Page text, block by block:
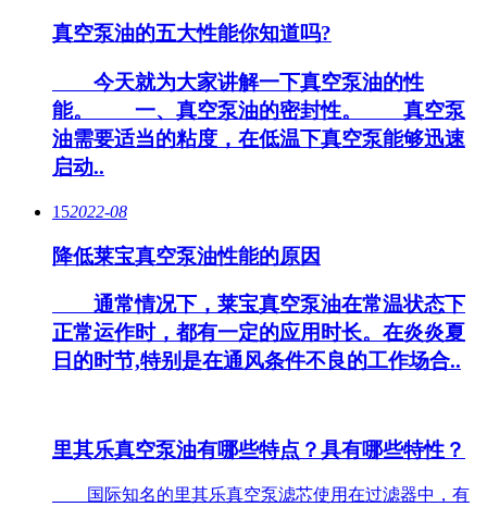
真空泵油的五大性能你知道吗?
今天就为大家讲解一下真空泵油的性
能。 一、真空泵油的密封性。 真空泵
油需要适当的粘度，在低温下真空泵能够迅速
启动..
152022-08
降低莱宝真空泵油性能的原因
通常情况下，莱宝真空泵油在常温状态下
正常运作时，都有一定的应用时长。在炎炎夏
日的时节,特别是在通风条件不良的工作场合..
里其乐真空泵油有哪些特点？具有哪些特性？
国际知名的里其乐真空泵滤芯使用在过滤器中，有